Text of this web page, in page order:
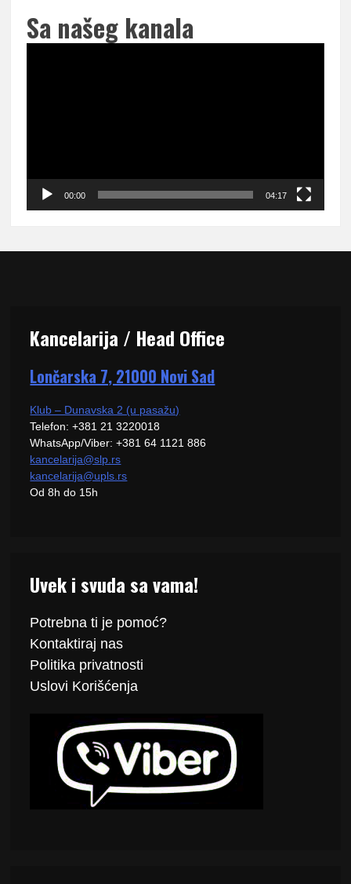
Sa našeg kanala
00:00 04:17
Kancelarija / Head Office
Lončarska 7, 21000 Novi Sad
Klub – Dunavska 2 (u pasažu)
Telefon: +381 21 3220018
WhatsApp/Viber: +381 64 1121 886
kancelarija@slp.rs
kancelarija@upls.rs
Od 8h do 15h
Uvek i svuda sa vama!
Potrebna ti je pomoć?
Kontaktiraj nas
Politika privatnosti
Uslovi Korišćenja